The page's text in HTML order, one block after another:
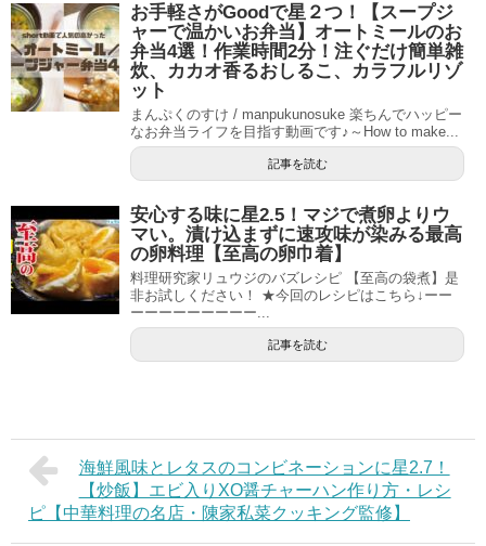
お手軽さがGoodで星２つ！【スープジ
ャーで温かいお弁当】オートミールのお
弁当4選！作業時間2分！注ぐだけ簡単雑
炊、カカオ香るおしるこ、カラフルリゾ
ット
まんぷくのすけ / manpukunosuke 楽ちんでハッピー
なお弁当ライフを目指す動画です♪～How to make...
記事を読む
安心する味に星2.5！マジで煮卵よりウ
マい。漬け込まずに速攻味が染みる最高
の卵料理【至高の卵巾着】
料理研究家リュウジのバズレシピ 【至高の袋煮】是
非お試しください！ ★今回のレシピはこちら↓ーー
ーーーーーーーーー...
記事を読む
海鮮風味とレタスのコンビネーションに星2.7！
【炒飯】エビ入りXO醤チャーハン作り方・レシ
ピ【中華料理の名店・陳家私菜クッキング監修】